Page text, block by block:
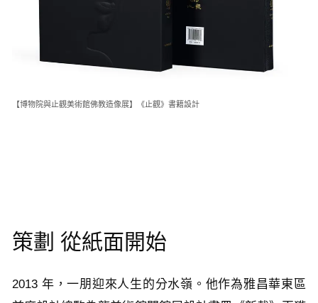
【博物院與止觀美術館佛教造像展】《止觀》書籍設計
策劃 從紙面開始
2013 年，一朋迎來人生的分水嶺。他作為雅昌華東區